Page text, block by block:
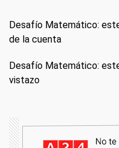
Desafío Matemático:
de la cuenta
Desafío Matemático:
vistazo